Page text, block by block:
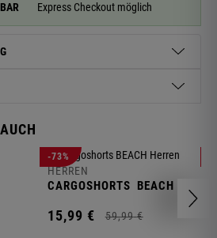
Express Checkout möglich
-73%
HERREN
CARGOSHORTS BEACH
15,99 € 59,99 €